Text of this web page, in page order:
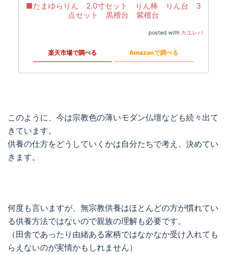
■たまゆらりん 2.0寸セット りん棒 りん台 3
点セット 黒檀台 紫檀台
posted with カエレバ
楽天市場で調べる Amazonで調べる
このように、今は宗教色の薄いモダン仏壇なども続々出て
きています。
供養の仕方をどうしていくかは自分たちで考え、決めてい
きます。
何度も言いますが、無宗教供養はほとんどの方が慣れてい
る供養方法ではないので親族の理解も必要です。
（田舎であったり由緒ある家柄ではなかなか受け入れても
らえないのが実情かもしれません）